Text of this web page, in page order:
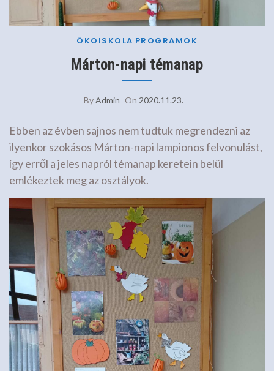
ÖKOISKOLA PROGRAMOK
Márton-napi témanap
ByAdmin On 2020.11.23.
Ebben az évben sajnos nem tudtuk megrendezni az
ilyenkor szokásos Márton-napi lampionos felvonulást,
így erről a jeles napról témanap keretein belül
emlékeztek meg az osztályok.